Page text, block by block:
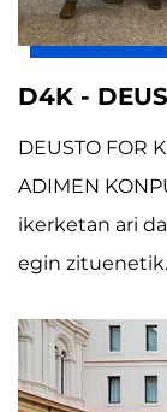
D4K -
DEUSTO FOR
ADIMEN
ikerketan ari
egin zituenetik.